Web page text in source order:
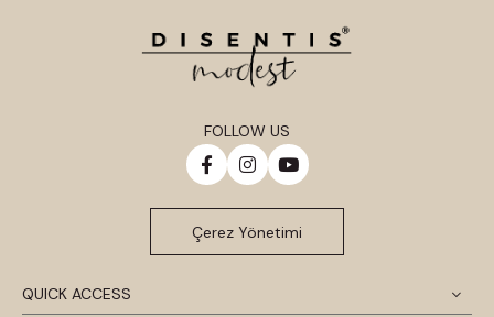
QUICK ACCESS
FOLLOW US
Çerez Yönetimi